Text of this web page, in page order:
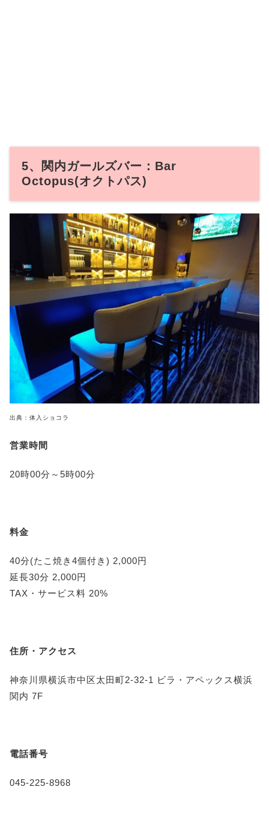
5、関内ガールズバー：Bar
Octopus(オクトパス)
出典：体入ショコラ
営業時間
20時00分～5時00分
料金
40分(たこ焼き4個付き) 2,000円
延長30分 2,000円
TAX・サービス料 20%
住所・アクセス
神奈川県横浜市中区太田町2-32-1 ビラ・アペックス横浜
関内 7F
電話番号
045-225-8968